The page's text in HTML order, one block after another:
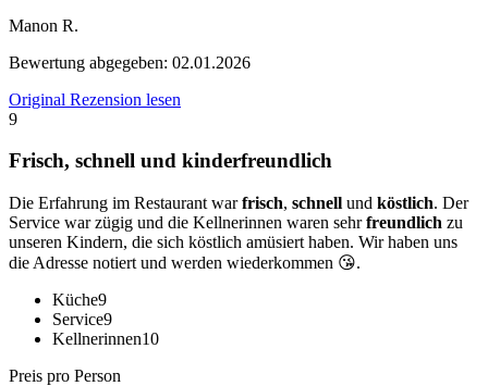
Manon R.
Bewertung abgegeben: 02.01.2026
Original Rezension lesen
9
Frisch, schnell und kinderfreundlich
Die Erfahrung im Restaurant warfrisch, schnell und köstlich. Der
Service war zügig und die Kellnerinnen waren sehrfreundlich zu
unseren Kindern, die sich köstlich amüsiert haben. Wir haben uns
die Adresse notiert und werden wiederkommen 😘.
Küche9
Service9
Kellnerinnen10
Preis pro Person